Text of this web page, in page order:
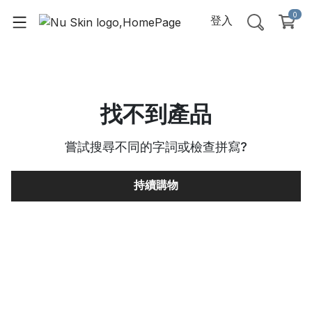
登入 0
找不到產品
嘗試搜尋不同的字詞或檢查拼寫?
持續購物